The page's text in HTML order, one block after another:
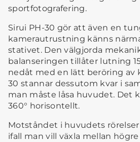
sportfotografering.
Sirui PH-30 gör att även en
kamerautrustning känns
stativet. Den välgjorda
balanseringen tillåter lutning
nedåt med en lätt beröring av
30 stannar dessutom kvar i
man måste låsa huvudet. Det
360° horisontellt.
Motståndet i huvudets rörelser
ifall man vill växla mellan